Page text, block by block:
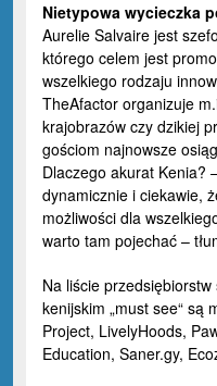
Nietypowa wycieczka
Aurelie Salvaire jest
którego celem jest
wszelkiego rodzaju
TheAfactor organizuje
krajobrazów czy dzikiej
gościom najnowsze
Dlaczego akurat Kenia?
dynamicznie i ciekawie,
możliwości dla
warto tam pojechać –
Na liście
kenijskim „must see“ są
Project, LivelyHoods,
Education, Saner.gy,